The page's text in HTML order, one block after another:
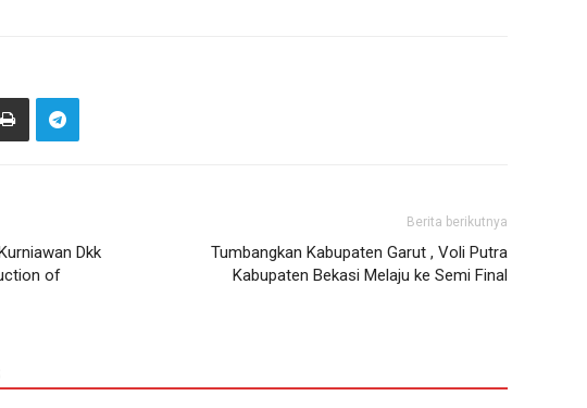
Dkk
of
Berita berikutnya
Tumbangkan Kabupaten Garut , Voli Putra
Kabupaten Bekasi Melaju ke Semi Final